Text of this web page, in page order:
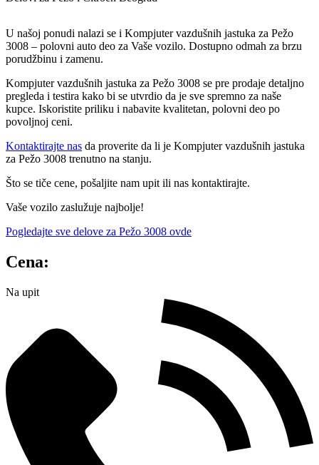
U našoj ponudi nalazi se i Kompjuter vazdušnih jastuka za Pežo
3008 – polovni auto deo za Vaše vozilo. Dostupno odmah za brzu
porudžbinu i zamenu.
Kompjuter vazdušnih jastuka za Pežo 3008 se pre prodaje detaljno
pregleda i testira kako bi se utvrdio da je sve spremno za naše
kupce. Iskoristite priliku i nabavite kvalitetan, polovni deo po
povoljnoj ceni.
Kontaktirajte nas da proverite da li je Kompjuter vazdušnih jastuka
za Pežo 3008 trenutno na stanju.
Što se tiče cene, pošaljite nam upit ili nas kontaktirajte.
Vaše vozilo zaslužuje najbolje!
Pogledajte sve delove za Pežo 3008 ovde
Cena:
Na upit